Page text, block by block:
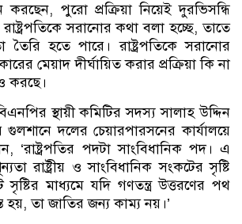
করছেন, পুরো প্রক্রিয়া নিয়েই দুরভিসন্ধি
সরানোর কথা বলা হচ্ছে, তাতে
তৈরি হতে পারে। রাষ্ট্রপতিকে সরানোর
মেয়াদ দীর্ঘায়িত করার প্রক্রিয়া কি না
করছে।
স্থায়ী কমিটির সদস্য সালাহ উদ্দিন
দলের চেয়ারপারসনের কার্যালয়ে
‘রাষ্ট্রপতির পদটা সাংবিধানিক পদ। এ
রাষ্ট্রীয় ও সাংবিধানিক সংকটের সৃষ্টি
সৃষ্টির মাধ্যমে যদি গণতন্ত্র উত্তরণের পথ
হয়, তা জাতির জন্য কাম্য নয়।’